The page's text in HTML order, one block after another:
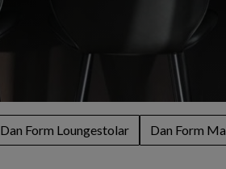
Dan Form Loungestolar Dan Form